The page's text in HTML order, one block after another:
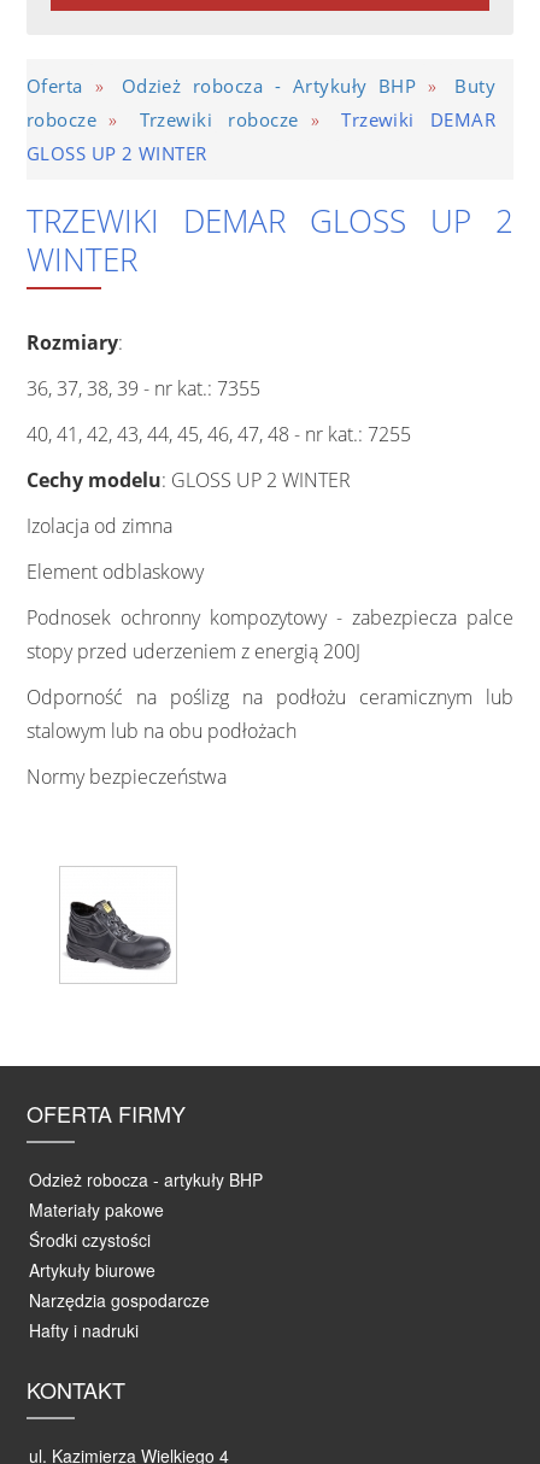
Oferta » Odzież robocza - Artykuły BHP »
Buty
robocze » Trzewiki robocze »
Trzewiki DEMAR
GLOSS UP 2 WINTER
TRZEWIKI DEMAR GLOSS UP 2
WINTER
Rozmiary:
36, 37, 38, 39 - nr kat.: 7355
40, 41, 42, 43, 44, 45, 46, 47, 48 - nr kat.: 7255
Cechy modelu: GLOSS UP 2 WINTER
Izolacja od zimna
Element odblaskowy
Podnosek ochronny kompozytowy - zabezpiecza palce
stopy przed uderzeniem z energią 200J
Odporność na poślizg na podłożu ceramicznym lub
stalowym lub na obu podłożach
Normy bezpieczeństwa
OFERTA FIRMY
Odzież robocza - artykuły BHP
Materiały pakowe
Środki czystości
Artykuły biurowe
Narzędzia gospodarcze
Hafty i nadruki
KONTAKT
ul. Kazimierza Wielkiego 4